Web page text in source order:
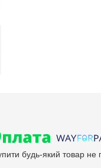
будь-який товар не